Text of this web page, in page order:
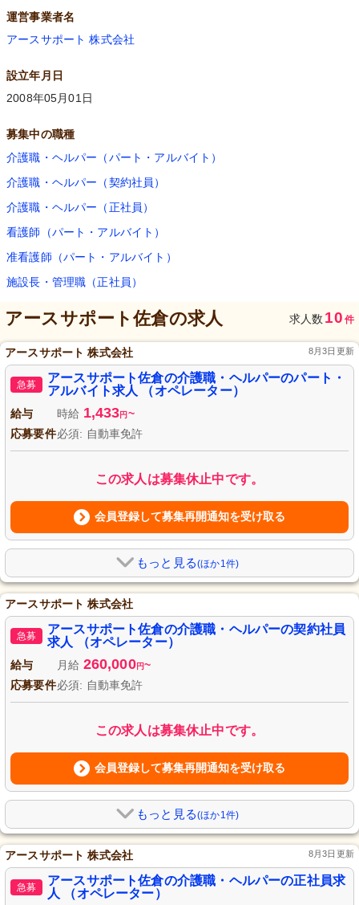
運営事業者名
アースサポート 株式会社
設立年月日
2008年05月01日
募集中の職種
介護職・ヘルパー（パート・アルバイト）
介護職・ヘルパー（契約社員）
介護職・ヘルパー（正社員）
看護師（パート・アルバイト）
准看護師（パート・アルバイト）
施設長・管理職（正社員）
アースサポート佐倉の求人 求人数 10 件
アースサポート 株式会社 8月3日更新
急募
アースサポート佐倉の介護職・ヘルパーのパート・
アルバイト求人 （オペレーター）
給与 時給 1,433円 ~
応募要件必須: 自動車免許
この求人は募集休止中です。
会員登録して募集再開通知を受け取る
もっと見る(ほか1件)
アースサポート 株式会社
急募
アースサポート佐倉の介護職・ヘルパーの契約社員
求人 （オペレーター）
給与 月給 260,000円~
応募要件必須: 自動車免許
この求人は募集休止中です。
会員登録して募集再開通知を受け取る
もっと見る(ほか1件)
アースサポート 株式会社 8月3日更新
急募
アースサポート佐倉の介護職・ヘルパーの正社員求
人 （オペレーター）